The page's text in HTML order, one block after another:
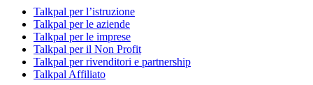
Talkpal per l’istruzione
Talkpal per le aziende
Talkpal per le imprese
Talkpal per il Non Profit
Talkpal per rivenditori e partnership
Talkpal Affiliato